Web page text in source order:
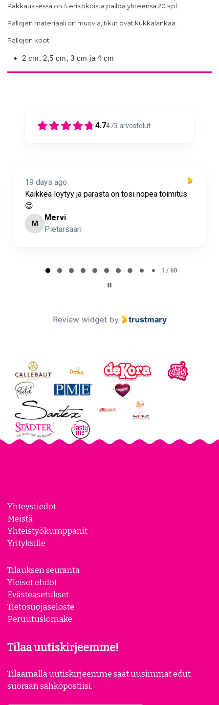
Pakkauksessa on 4 erikokoista palloa yhteensä 20 kpl.
Pallojen materiaali on muovia, tikut ovat kukkalankaa.
Pallojen koot:
2 cm, 2,5 cm, 3 cm ja 4 cm
4.7473 arvostelut
19 days ago
Kaikkea löytyy ja parasta on tosi nopea toimitus
😊
M
Mervi
Pietarsaari
1 / 60
Review widget by trustmary
Yhteystiedot
Meistä
Yhteistyökumppanit
Yrityksille
Tilauksen seuranta
Yleiset ehdot
Evästeasetukset
Tietosuojaseloste
Peruutuslomake
Tilaa uutiskirjeemme!
Tilaamalla uutiskirjeemme saat uusimmat edut
suoraan sähköpostiisi.